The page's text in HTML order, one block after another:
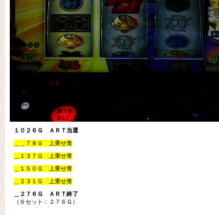
１０２６Ｇ ＡＲＴ当選
＿＿７８Ｇ 上乗せ青
＿１３７Ｇ 上乗せ青
＿１５０Ｇ 上乗せ青
＿２３１Ｇ 上乗せ青
＿２７６Ｇ ＡＲＴ終了
（６セット：２７６Ｇ）